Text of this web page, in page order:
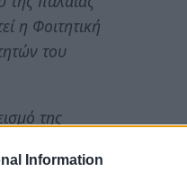
Information
η Φοιτητική
του
της
από
εξαιτίας του